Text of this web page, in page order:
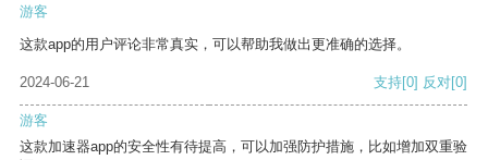
游客
这款app的用户评论非常真实，可以帮助我做出更准确的选择。
2024-06-21 支持[0] 反对[0]
游客
这款加速器app的安全性有待提高，可以加强防护措施，比如增加双重验